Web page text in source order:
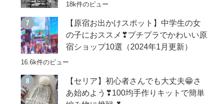
18k件のビュー
【原宿お出かけスポット】中学生の女
の子におススメ❣プチプラでかわいい原
宿ショップ10選（2024年1月更新）
16.6k件のビュー
【セリア】初心者さんでも大丈夫😁さ
あ始めよう❣100均手作りキットで簡単